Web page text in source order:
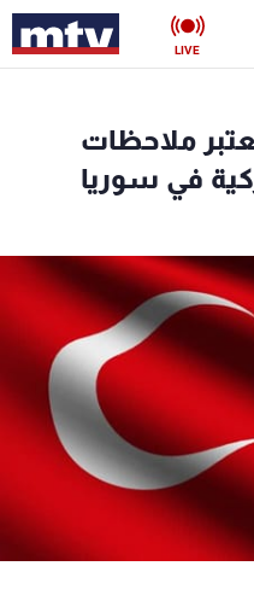
LIVE
ملاحظات
في سوريا